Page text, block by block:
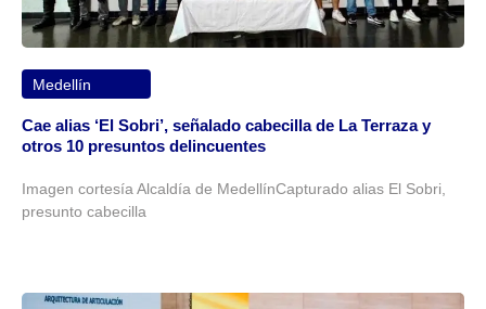
Medellín
Cae alias ‘El Sobri’, señalado cabecilla de La Terraza y
otros 10 presuntos delincuentes
Imagen cortesía Alcaldía de MedellínCapturado alias El Sobri,
presunto cabecilla